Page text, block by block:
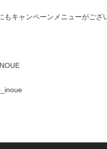
もキャンペーンメニューがご